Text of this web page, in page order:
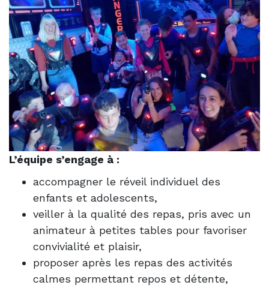
L’équipe s’engage à :
accompagner le réveil individuel des
enfants et adolescents,
veiller à la qualité des repas, pris avec un
animateur à petites tables pour favoriser
convivialité et plaisir,
proposer après les repas des activités
calmes permettant repos et détente,